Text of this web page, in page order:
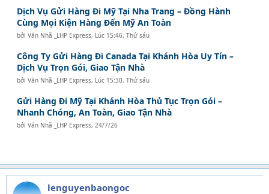
Dịch Vụ Gửi Hàng Đi Mỹ Tại Nha Trang – Đồng Hành
Cùng Mọi Kiện Hàng Đến Mỹ An Toàn
bởiVăn Nhã _LHP Express, Lúc 15:46, Thứ sáu
Công Ty Gửi Hàng Đi Canada Tại Khánh Hòa Uy Tín –
Dịch Vụ Trọn Gói, Giao Tận Nhà
bởiVăn Nhã _LHP Express, Lúc 15:30, Thứ sáu
Gửi Hàng Đi Mỹ Tại Khánh Hòa Thủ Tục Trọn Gói –
Nhanh Chóng, An Toàn, Giao Tận Nhà
bởiVăn Nhã _LHP Express, 24/7/26
lenguyenbaongoc